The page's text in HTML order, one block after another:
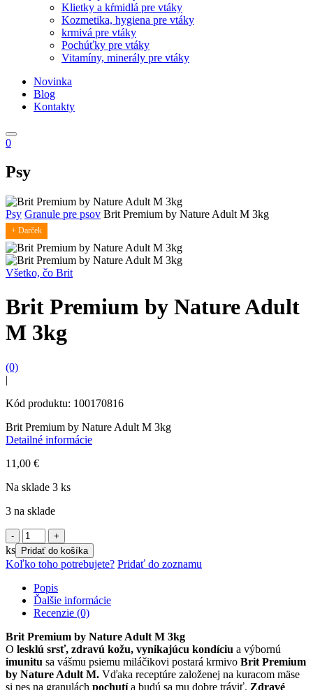
Klietky a kŕmidlá pre vtáky
Kozmetika, hygiena pre vtáky
krmivá pre vtáky
Pochúťky pre vtáky
Vitamíny, minerály pre vtáky
Novinka
Blog
Kontakty
0
Psy
Psy Granule pre psov Brit Premium by Nature Adult M 3kg
+ Darček
Všetko, čo Brit
Brit Premium by Nature Adult
M 3kg
(0)
|
Kód produktu: 100170816
Brit Premium by Nature Adult M 3kg
Detailné informácie
11,00 €
Na sklade 3 ks
3 na sklade
množstvo
Brit
Premium
by
Nature
Adult
ks Pridať do košíka
Koľko toho potrebujete? Pridať do zoznamu
Popis
Ďalšie informácie
Recenzie (0)
Brit Premium by Nature Adult M 3kg
O lesklú srsť, zdravú kožu, vynikajúcu kondíciu a výbornú
imunitu sa vášmu psiemu miláčikovi postará krmivo Brit Premium
by Nature Adult M. Vďaka receptúre založenej na kuracom mäse
si pes na granulách pochutía budú sa mu dobre tráviť. Zdravé